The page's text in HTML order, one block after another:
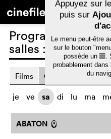
j
Programme des
salles : Zürich
Films Cinémas
je ve sa di lu ma
ABATON l
Pour ajouter
web sur
Appuyez sur
Le menu peut-être